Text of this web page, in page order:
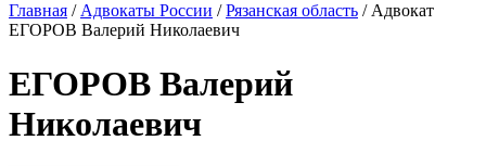
Главная / Адвокаты России /Рязанская область / Адвокат
ЕГОРОВ Валерий Николаевич
ЕГОРОВ Валерий
Николаевич